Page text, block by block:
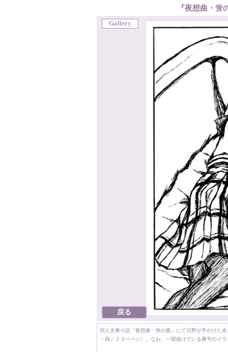
『夜想曲・蛍
Gallery
同人文庫小説『夜想曲・蛍の夜』にて日野が手がけた
－四／２３ページ）。なお、一部抜けている番号のイ